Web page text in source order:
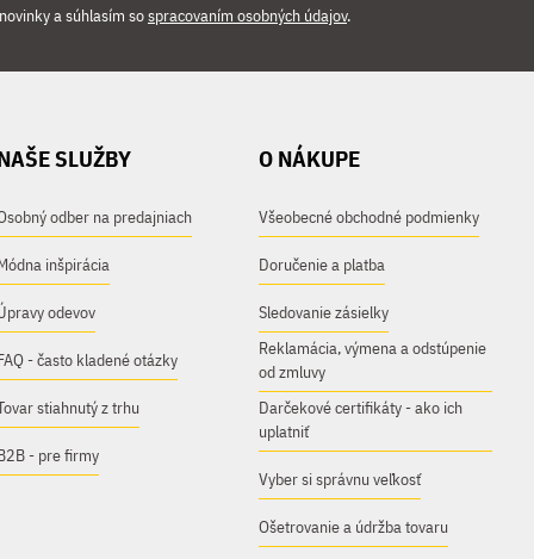
a súhlasím sospracovaním osobných údajov.
SLUŽBY
odber na predajniach
inšpirácia
odevov
- často kladené otázky
stiahnutý z trhu
- pre firmy
O NÁKUPE
Všeobecné obchodné podmienky
Doručenie a platba
Sledovanie zásielky
Reklamácia, výmena a odstúpenie
od zmluvy
Darčekové certifikáty - ako ich
uplatniť
Vyber si správnu veľkosť
Ošetrovanie a údržba tovaru